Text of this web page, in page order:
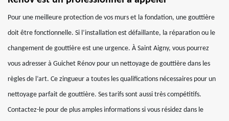
Pour une meilleure protection de vos murs et la fondation, une gouttière
doit être fonctionnelle. Si l’installation est défaillante, la réparation ou le
changement de gouttière est une urgence. À Saint Aigny, vous pourrez
vous adresser à Guichet Rénov pour un nettoyage de gouttière dans les
règles de l’art. Ce zingueur a toutes les qualifications nécessaires pour un
nettoyage parfait de gouttière. Ses tarifs sont aussi très compétitifs.
Contactez-le pour de plus amples informations si vous résidez dans le